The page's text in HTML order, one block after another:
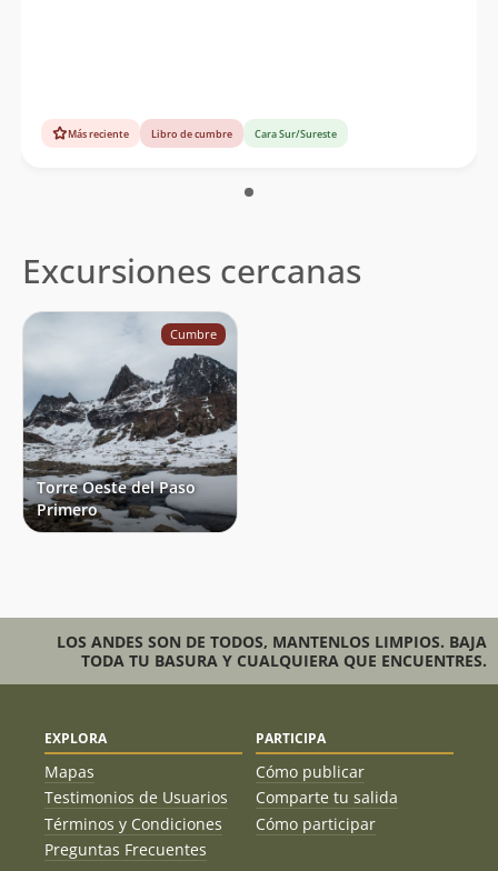
Más reciente Libro de cumbre Cara Sur/Sureste
Excursiones cercanas
Cumbre
Torre Oeste del Paso
Primero
LOS ANDES SON DE TODOS, MANTENLOS LIMPIOS. BAJA
TODA TU BASURA Y CUALQUIERA QUE ENCUENTRES.
EXPLORA
Mapas
Testimonios de Usuarios
Términos y Condiciones
Preguntas Frecuentes
PARTICIPA
Cómo publicar
Comparte tu salida
Cómo participar